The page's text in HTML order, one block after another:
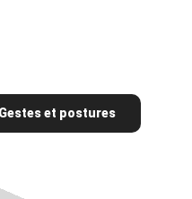
Gestes et postures